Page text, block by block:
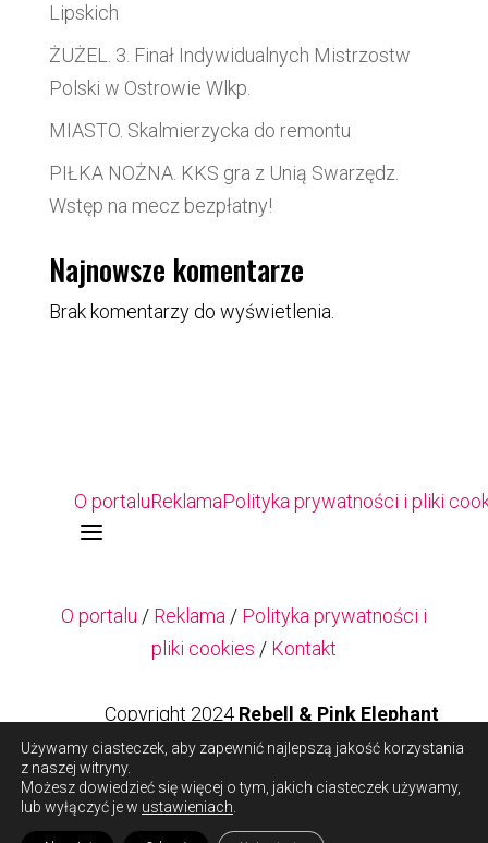
Lipskich
ŻUŻEL. 3. Finał Indywidualnych Mistrzostw
Polski w Ostrowie Wlkp.
MIASTO. Skalmierzycka do remontu
PIŁKA NOŻNA. KKS gra z Unią Swarzędz.
Wstęp na mecz bezpłatny!
Najnowsze komentarze
Brak komentarzy do wyświetlenia.
O portaluReklamaPolityka prywatności i pliki
a
O portalu / Reklama / Polityka prywatności i
pliki cookies / Kontakt
Copyright 2024 Rebell & Pink Elephant
Copyright 2024Rebell & Pink Elephant
Używamy ciasteczek, aby zapewnić najlepszą jakość korzystania
z naszej witryny.
Możesz dowiedzieć się więcej o tym, jakich ciasteczek używamy,
lub wyłączyć je w ustawieniach